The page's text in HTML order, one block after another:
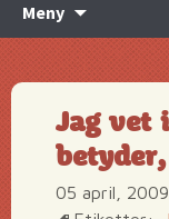
Meny
innehåll
Jag vet
05 april, 2009